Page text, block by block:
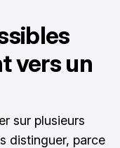
vers un
sur plusieurs
distinguer, parce